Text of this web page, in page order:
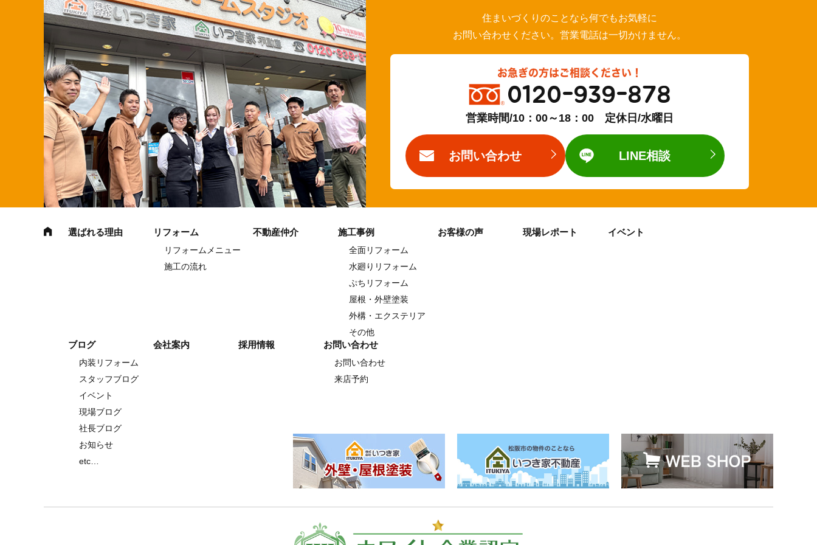
住まいづくりのことなら何でもお気軽に
お問い合わせください。営業電話は一切かけません。
お急ぎの方はご相談ください！
0120-939-878
営業時間/10：00～18：00 定休日/水曜日
お問い合わせ LINE相談
選ばれる理由 リフォーム
リフォームメニュー
施工の流れ
不動産仲介 施工事例
全面リフォーム
水廻りリフォーム
ぷちリフォーム
屋根・外壁塗装
外構・エクステリア
その他
お客様の声 現場レポート イベント
ブログ
内装リフォーム
スタッフブログ
イベント
現場ブログ
社長ブログ
お知らせ
etc…
会社案内 採用情報 お問い合わせ
お問い合わせ
来店予約